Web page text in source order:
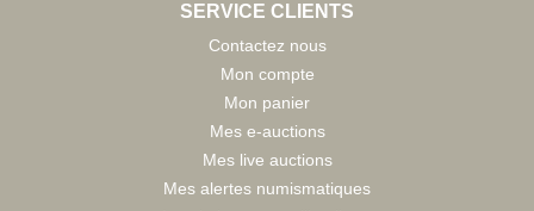
SERVICE CLIENTS
Contactez nous
Mon compte
Mon panier
Mes e-auctions
Mes live auctions
Mes alertes numismatiques